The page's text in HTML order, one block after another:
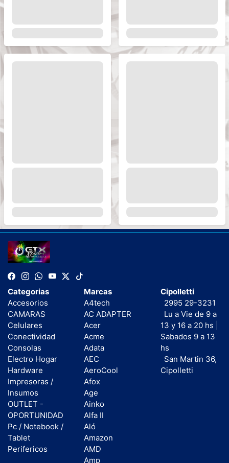
Categorias
Accesorios
CAMARAS
Celulares
Conectividad
Consolas
Electro Hogar
Hardware
Impresoras /
Insumos
OUTLET -
OPORTUNIDAD
Pc / Notebook /
Tablet
Perifericos
Marcas
A4tech
AC ADAPTER
Acer
Acme
Adata
AEC
AeroCool
Afox
Age
Ainko
Alfa II
Aló
Amazon
AMD
Amp
Cipolletti
2995 29-3231
Lu a Vie de 9 a
13 y 16 a 20 hs |
Sabados 9 a 13
hs
San Martin 36,
Cipolletti